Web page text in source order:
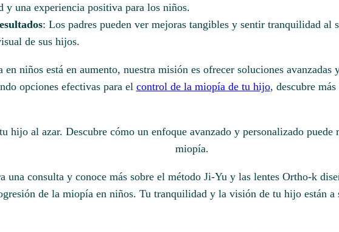
y una experiencia positiva para los niños.
: Los padres pueden ver mejoras tangibles y sentir tranquilidad al
de sus hijos.
niños está en aumento, nuestra misión es ofrecer soluciones avanzadas
opciones efectivas para el control de la miopía de tu hijo, descubre
hijo al azar. Descubre cómo un enfoque avanzado y personalizado
miopía.
una consulta y conoce más sobre el método Ji-Yu y las lentes Ortho-k
de la miopía en niños. Tu tranquilidad y la visión de tu hijo están a